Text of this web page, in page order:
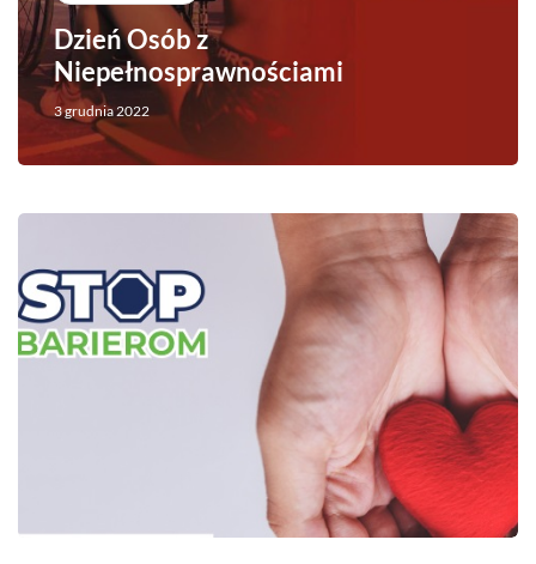
Dzień Osób z
Niepełnosprawnościami
3 grudnia 2022